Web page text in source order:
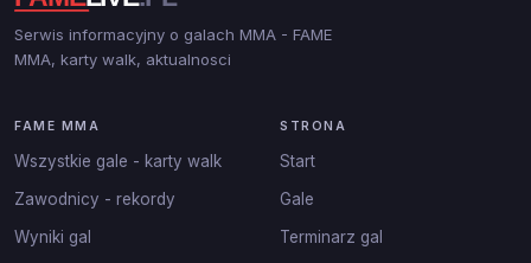
Serwis informacyjny o galach MMA - FAME
MMA, karty walk, aktualnosci
FAME MMA
Wszystkie gale - karty walk
Zawodnicy - rekordy
Wyniki gal
STRONA
Start
Gale
Terminarz gal